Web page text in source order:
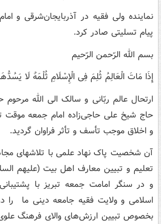
نماینده ولی فقیه در آذربایجان‌شرقی و
پیام تسلیتی صادر کرد.
بسم الله الرّحمن الرّحیم
إِذَا مَاتَ الْعَالِمُ ثُلِمَ فِی الْإِسْلَامِ ثُلْمَهٌ لَا
ارتحال عالم ربّانی و سالک الی الله
حاج شیخ علی حاجی‌زاده امام جمعه موقت
و اخلاق موجب تأسف و تأثر فراوان گردید.
آن شخصیت پاک نهاد علمی با تلاشهای
تعلیم و تبیین معارف اهل بیت (علیهم
و در سنگر امامت جمعه تبریز با
اسلامی و ولایت فقیه جامعه دینی ما را
بخصوص تبیین ارزش‌های والای فرهنگ